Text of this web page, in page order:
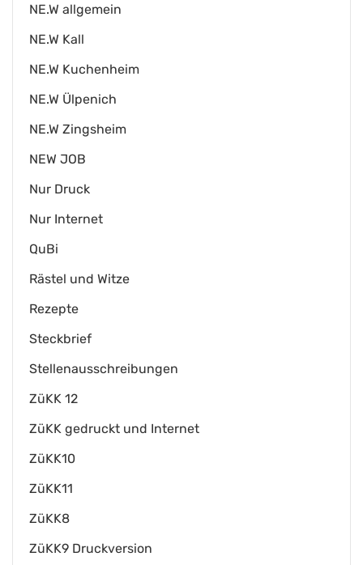
NE.W allgemein
NE.W Kall
NE.W Kuchenheim
NE.W Ülpenich
NE.W Zingsheim
NEW JOB
Nur Druck
Nur Internet
QuBi
Rästel und Witze
Rezepte
Steckbrief
Stellenausschreibungen
ZüKK 12
ZüKK gedruckt und Internet
ZüKK10
ZüKK11
ZüKK8
ZüKK9 Druckversion